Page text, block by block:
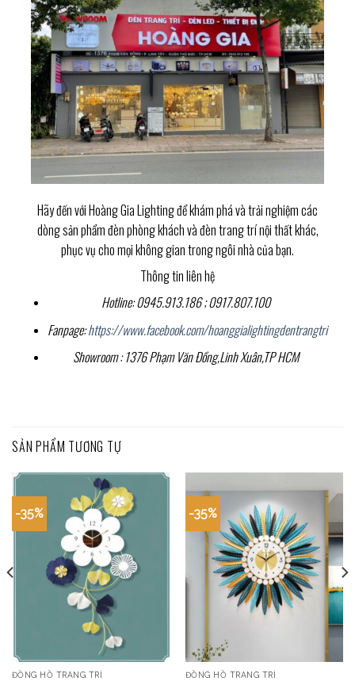
Hãy đến với Hoàng Gia Lighting để khám phá và trải nghiệm các
dòng sản phẩm đèn phòng khách và đèn trang trí nội thất khác,
phục vụ cho mọi không gian trong ngôi nhà của bạn.
Thông tin liên hệ
Hotline: 0945.913.186 ; 0917.807.100
Fanpage:https://www.facebook.com/hoanggialightingdentrangtri
Showroom : 1376 Phạm Văn Đồng,Linh Xuân,TP HCM
SẢN PHẨM TƯƠNG TỰ
-35%
ĐỒNG HỒ TRANG TRÍ
-35%
ĐỒNG HỒ TRANG TRÍ